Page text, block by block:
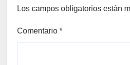
Los campos obligatorios están
Comentario *